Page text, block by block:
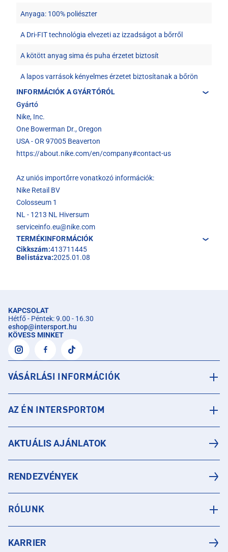
Anyaga: 100% poliészter
A Dri-FIT technológia elvezeti az izzadságot a bőrről
A kötött anyag sima és puha érzetet biztosít
A lapos varrások kényelmes érzetet biztosítanak a bőrön
INFORMÁCIÓK A GYÁRTÓRÓL
Gyártó
Nike, Inc.
One Bowerman Dr., Oregon
USA - OR 97005 Beaverton
https://about.nike.com/en/company#contact-us
Az uniós importőrre vonatkozó információk:
Nike Retail BV
Colosseum 1
NL - 1213 NL Hiversum
serviceinfo.eu@nike.com
TERMÉKINFORMÁCIÓK
Cikkszám:413711445
Belistázva:2025.01.08
KAPCSOLAT
Hétfő - Péntek: 9.00 - 16.30
eshop@intersport.hu
KÖVESS MINKET
VÁSÁRLÁSI INFORMÁCIÓK
AZ ÉN INTERSPORTOM
AKTUÁLIS AJÁNLATOK
RENDEZVÉNYEK
RÓLUNK
KARRIER